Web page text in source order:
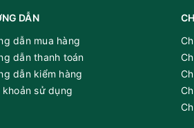
DẪN
dẫn mua hàng
dẫn thanh toán
dẫn kiểm hàng
sử dụng